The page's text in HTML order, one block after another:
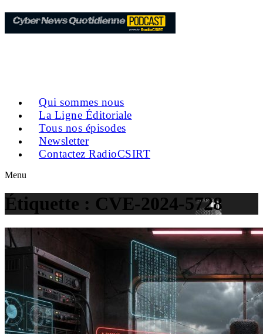
Qui sommes nous
La Ligne Éditoriale
Tous nos épisodes
Newsletter
Contactez RadioCSIRT
Menu
Étiquette : CVE-2024-5728